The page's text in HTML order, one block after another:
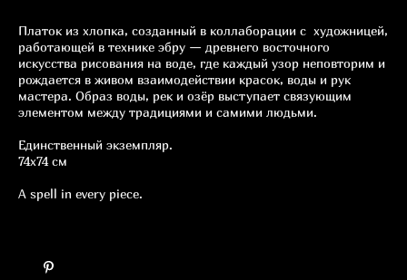
Платок из хлопка, созданный в коллаборации с художницей,
работающей в технике эбру — древнего восточного
искусства рисования на воде, где каждый узор неповторим и
рождается в живом взаимодействии красок, воды и рук
мастера. Образ воды, рек и озёр выступает связующим
элементом между традициями и самими людьми.
Единственный экземпляр.
74х74 см
A spell in every piece.